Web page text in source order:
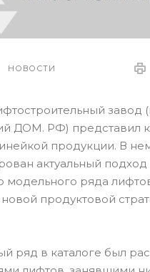
НОВОСТИ
завод
ДОМ. РФ) представил
продукции. В
актуальный подход
ряда
новой продуктовой
ряд в каталоге был